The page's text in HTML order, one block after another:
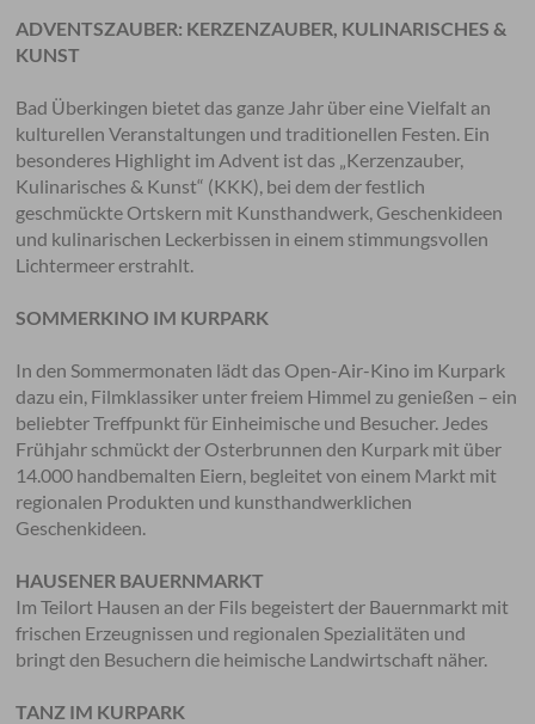
ADVENTSZAUBER: KERZENZAUBER, KULINARISCHES &
KUNST
Bad Überkingen bietet das ganze Jahr über eine Vielfalt an
kulturellen Veranstaltungen und traditionellen Festen. Ein
besonderes Highlight im Advent ist das „Kerzenzauber,
Kulinarisches & Kunst“ (KKK), bei dem der festlich
geschmückte Ortskern mit Kunsthandwerk, Geschenkideen
und kulinarischen Leckerbissen in einem stimmungsvollen
Lichtermeer erstrahlt.
SOMMERKINO IM KURPARK
In den Sommermonaten lädt das Open-Air-Kino im Kurpark
dazu ein, Filmklassiker unter freiem Himmel zu genießen – ein
beliebter Treffpunkt für Einheimische und Besucher. Jedes
Frühjahr schmückt der Osterbrunnen den Kurpark mit über
14.000 handbemalten Eiern, begleitet von einem Markt mit
regionalen Produkten und kunsthandwerklichen
Geschenkideen.
HAUSENER BAUERNMARKT
Im Teilort Hausen an der Fils begeistert der Bauernmarkt mit
frischen Erzeugnissen und regionalen Spezialitäten und
bringt den Besuchern die heimische Landwirtschaft näher.
TANZ IM KURPARK